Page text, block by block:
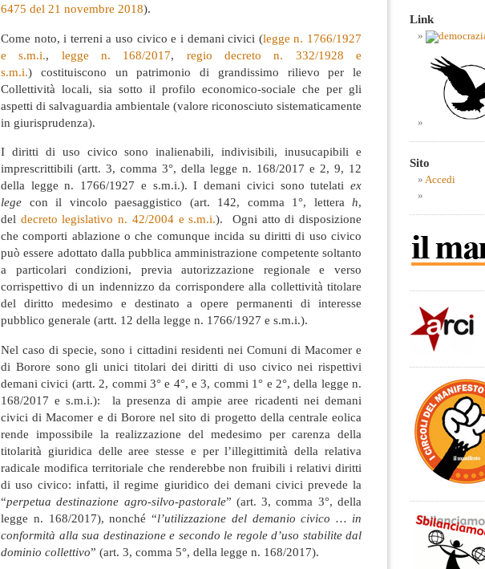
6475 del 21 novembre 2018).
Come noto, i terreni a uso civico e i demani civici (legge n. 1766/1927
e s.m.i., legge n. 168/2017, regio decreto n. 332/1928 e
s.m.i.) costituiscono un patrimonio di grandissimo rilievo per le
Collettività locali, sia sotto il profilo economico-sociale che per gli
aspetti di salvaguardia ambientale (valore riconosciuto sistematicamente
in giurisprudenza).
I diritti di uso civico sono inalienabili, indivisibili, inusucapibili e
imprescrittibili (artt. 3, comma 3°, della legge n. 168/2017 e 2, 9, 12
della legge n. 1766/1927 e s.m.i.). I demani civici sono tutelati ex
lege con il vincolo paesaggistico (art. 142, comma 1°, lettera h,
del decreto legislativo n. 42/2004 e s.m.i.). Ogni atto di disposizione
che comporti ablazione o che comunque incida su diritti di uso civico
può essere adottato dalla pubblica amministrazione competente soltanto
a particolari condizioni, previa autorizzazione regionale e verso
corrispettivo di un indennizzo da corrispondere alla collettività titolare
del diritto medesimo e destinato a opere permanenti di interesse
pubblico generale (artt. 12 della legge n. 1766/1927 e s.m.i.).
Nel caso di specie, sono i cittadini residenti nei Comuni di Macomer e
di Borore sono gli unici titolari dei diritti di uso civico nei rispettivi
demani civici (artt. 2, commi 3° e 4°, e 3, commi 1° e 2°, della legge n.
168/2017 e s.m.i.): la presenza di ampie aree ricadenti nei demani
civici di Macomer e di Borore nel sito di progetto della centrale eolica
rende impossibile la realizzazione del medesimo per carenza della
titolarità giuridica delle aree stesse e per l’illegittimità della relativa
radicale modifica territoriale che renderebbe non fruibili i relativi diritti
di uso civico: infatti, il regime giuridico dei demani civici prevede la
“perpetua destinazione agro-silvo-pastorale” (art. 3, comma 3°, della
legge n. 168/2017), nonché “l’utilizzazione del demanio civico … in
conformità alla sua destinazione e secondo le regole d’uso stabilite dal
dominio collettivo” (art. 3, comma 5°, della legge n. 168/2017).
Link
Sito
Accedi